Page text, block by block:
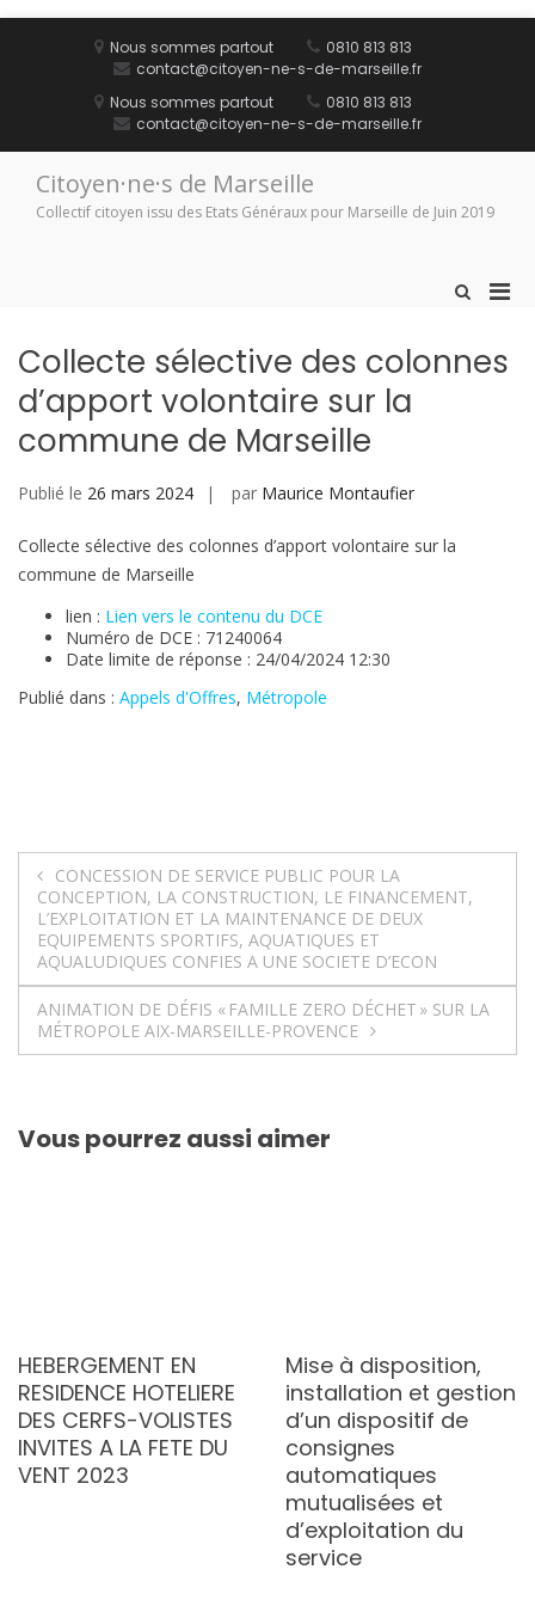
Nous sommes partout
0810 813 813
contact@citoyen-ne-s-de-marseille.fr
Nous sommes partout
0810 813 813
contact@citoyen-ne-s-de-marseille.fr
Citoyen·ne·s de Marseille
Collectif citoyen issu des Etats Généraux pour Marseille de Juin 2019
Afficher
de
recherche
Collecte sélective des colonnes
d’apport volontaire sur la
commune de Marseille
Publié le 26 mars 2024 par Maurice Montaufier
Collecte sélective des colonnes d’apport volontaire sur la
commune de Marseille
lien : Lien vers le contenu du DCE
Numéro de DCE : 71240064
Date limite de réponse : 24/04/2024 12:30
Publié dans : Appels d'Offres, Métropole
Navigation
de
l’article
CONCESSION DE SERVICE PUBLIC POUR LA
CONCEPTION, LA CONSTRUCTION, LE FINANCEMENT,
L’EXPLOITATION ET LA MAINTENANCE DE DEUX
EQUIPEMENTS SPORTIFS, AQUATIQUES ET
AQUALUDIQUES CONFIES A UNE SOCIETE D’ECON
ANIMATION DE DÉFIS « FAMILLE ZERO DÉCHET » SUR LA
MÉTROPOLE AIX-MARSEILLE-PROVENCE
Vous pourrez aussi aimer
HEBERGEMENT EN
RESIDENCE HOTELIERE
DES CERFS-VOLISTES
INVITES A LA FETE DU
VENT 2023
Mise à disposition,
installation et gestion
d’un dispositif de
consignes
automatiques
mutualisées et
d’exploitation du
service